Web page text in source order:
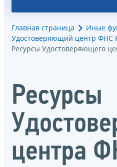
Главная страница
Иные
Удостоверяющий центр ФНС
Ресурсы Удостоверяющего
Ресурсы
центра